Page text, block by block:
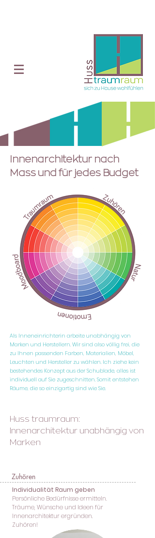
Innenarchitektur nach
Mass und für jedes Budget
Als Inneneinrichterin arbeite unabhängig von
Marken und Herstellern. Wir sind also völlig frei, die
zu Ihnen passenden Farben, Materialien, Möbel,
Leuchten und Hersteller zu wählen. Ich ziehe kein
bestehendes Konzept aus der Schublade, alles ist
individuell auf Sie zugeschnitten. Somit entstehen
Räume, die so einzigartig sind wie Sie.
Huss traumraum:
Innenarchitektur unabhängig von
Marken
Zuhören
Individualität Raum geben
Persönliche Bedürfnisse ermitteln.
Träume, Wünsche und Ideen für
Innenarchitektur ergründen.
Zuhören!